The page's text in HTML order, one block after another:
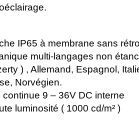
IP65 à membrane sans
multi-langages non
) , Allemand, Espagnol,
Norvégien.
continue 9 – 36V DC interne
luminosité ( 1000 cd/m² )